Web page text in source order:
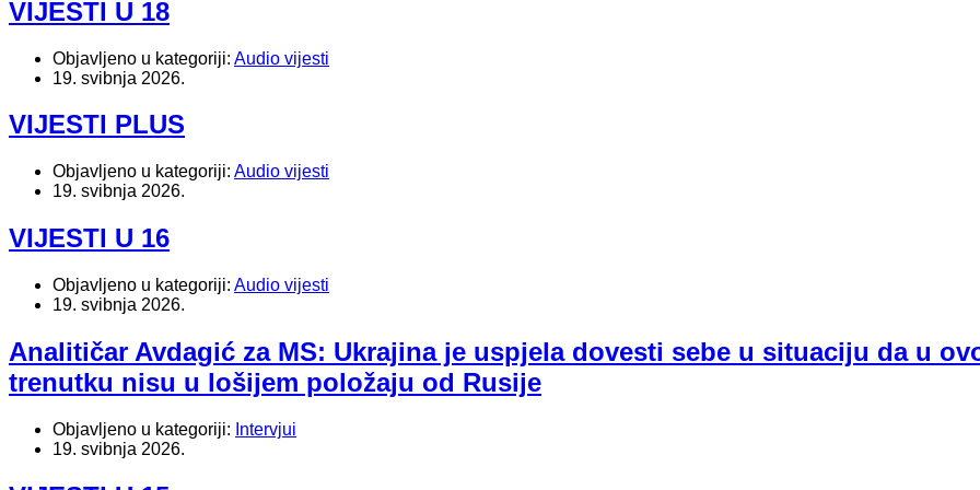
VIJESTI U 18
Objavljeno u kategoriji: Audio vijesti
19. svibnja 2026.
VIJESTI PLUS
Objavljeno u kategoriji: Audio vijesti
19. svibnja 2026.
VIJESTI U 16
Objavljeno u kategoriji: Audio vijesti
19. svibnja 2026.
Analitičar Avdagić za MS: Ukrajina je uspjela dovesti sebe u situaciju da u
trenutku nisu u lošijem položaju od Rusije
Objavljeno u kategoriji: Intervjui
19. svibnja 2026.